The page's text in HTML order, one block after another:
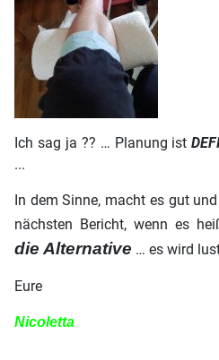
Ich sag ja ?? … Planung ist
...
In dem Sinne, macht es gut
nächsten Bericht, wenn es
die Alternative … es wird
Eure
Nicoletta